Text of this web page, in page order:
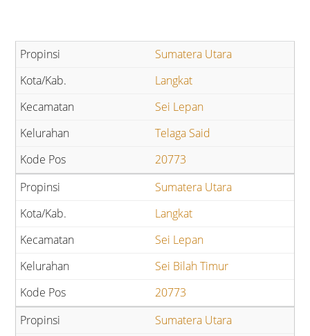
Sumatera Utara
Langkat
Sei Lepan
Telaga Said
20773
Sumatera Utara
Langkat
Sei Lepan
Sei Bilah Timur
20773
Sumatera Utara